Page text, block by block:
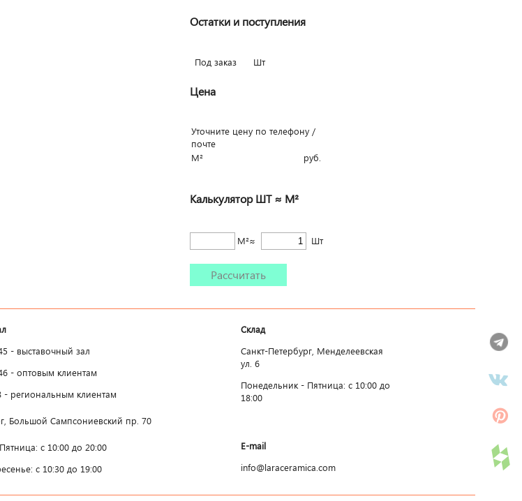
Остатки и поступления
Под заказ Шт
Цена
Уточните цену по телефону /
почте
М²
руб.
Калькулятор ШТ ≈ М²
М²≈ Шт
Рассчитать
- выставочный зал
- оптовым клиентам
- региональным клиентам
Большой Сампсониевский пр. 70
с 10:00 до 20:00
с 10:30 до 19:00
Склад
Санкт-Петербург, Менделеевская
ул. 6
Понедельник - Пятница: c 10:00 до
18:00
E-mail
info@laraceramica.com